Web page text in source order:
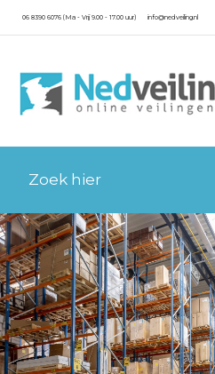
06 8390 6076 (Ma - Vrij 9.00 - 17.00 uur) info@nedveiling.nl